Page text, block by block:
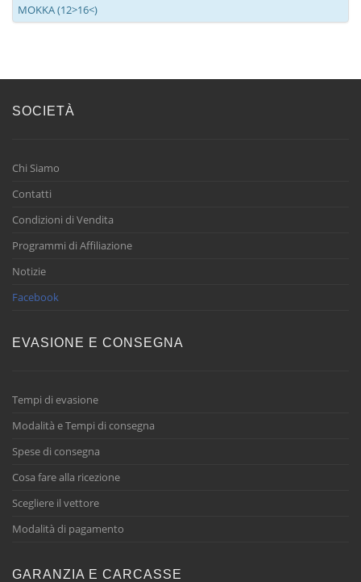
MOKKA (12>16<)
SOCIETÀ
Chi Siamo
Contatti
Condizioni di Vendita
Programmi di Affiliazione
Notizie
Facebook
EVASIONE E CONSEGNA
Tempi di evasione
Modalità e Tempi di consegna
Spese di consegna
Cosa fare alla ricezione
Scegliere il vettore
Modalità di pagamento
GARANZIA E CARCASSE